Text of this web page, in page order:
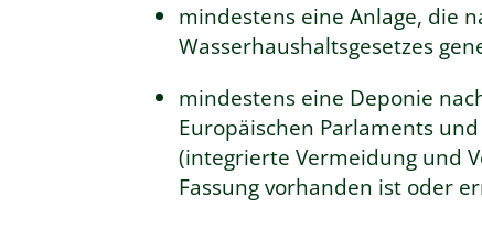
mindestens eine Anlage, die
Wasserhaushaltsgesetzes
mindestens eine Deponie
Europäischen Parlaments
(integrierte Vermeidung und
Fassung vorhanden ist oder